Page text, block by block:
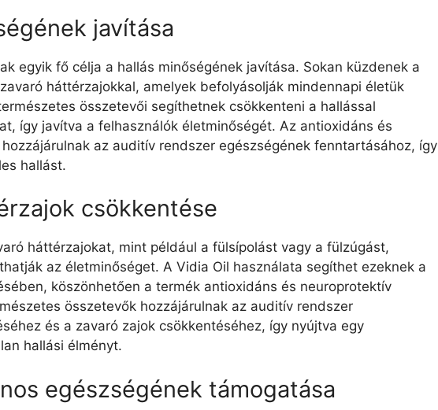
javítása
egyik fő célja a hallás minőségének javítása. Sokan küzdenek a
háttérzajokkal, amelyek befolyásolják mindennapi életük
összetevői segíthetnek csökkenteni a hallással
így javítva a felhasználók életminőségét. Az antioxidáns és
az auditív rendszer egészségének fenntartásához, így
hallást.
csökkentése
háttérzajokat, mint például a fülsípolást vagy a fülzúgást,
az életminőséget. A Vidia Oil használata segíthet ezeknek a
köszönhetően a termék antioxidáns és neuroprotektív
összetevők hozzájárulnak az auditív rendszer
és a zavaró zajok csökkentéséhez, így nyújtva egy
hallási élményt.
egészségének támogatása